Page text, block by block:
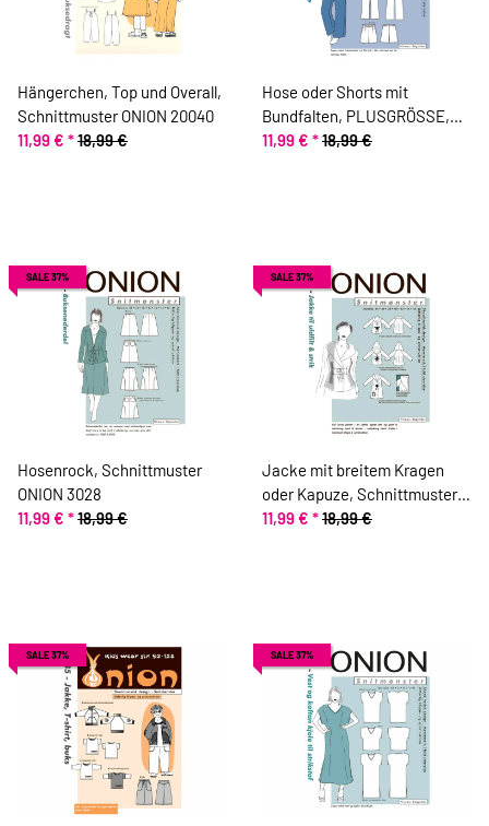
Hängerchen, Top und Overall,
Schnittmuster ONION 20040
11,99 € *18,99 €
Hose oder Shorts mit
Bundfalten, PLUSGRÖSSE,
Schnittmuster ONION 9008
11,99 € *18,99 €
SALE 37%
Hosenrock, Schnittmuster
ONION 3028
11,99 € *18,99 €
SALE 37%
Jacke mit breitem Kragen
oder Kapuze, Schnittmuster
ONION 1032
11,99 € *18,99 €
SALE 37% SALE 37%